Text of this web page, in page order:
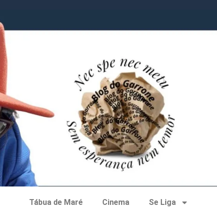
Tábua de Maré Cinema Se Liga